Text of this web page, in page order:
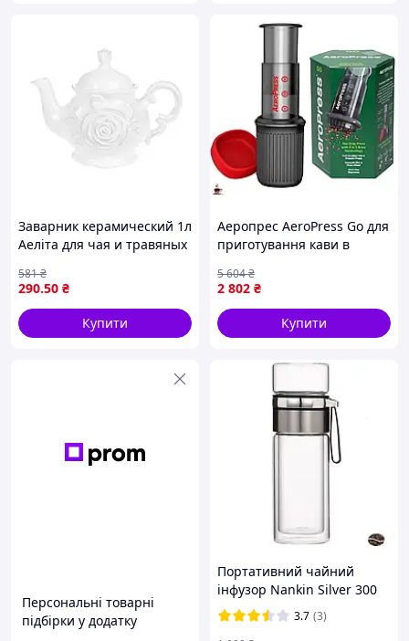
Заварник керамический 1л
Аеліта для чая и травяных
удобный в использовании
290.50 ₴
581₴
Купити
Аеропрес AeroPress Go для
приготування кави в
зручний аксесуар
2 802 ₴
5 604₴
Купити
Персональні товарні
підбірки у додатку
Портативний чайний
інфузор Nankin Silver 300
мл для заварювання чаю в
дорозі та вдома
3.7 (3)